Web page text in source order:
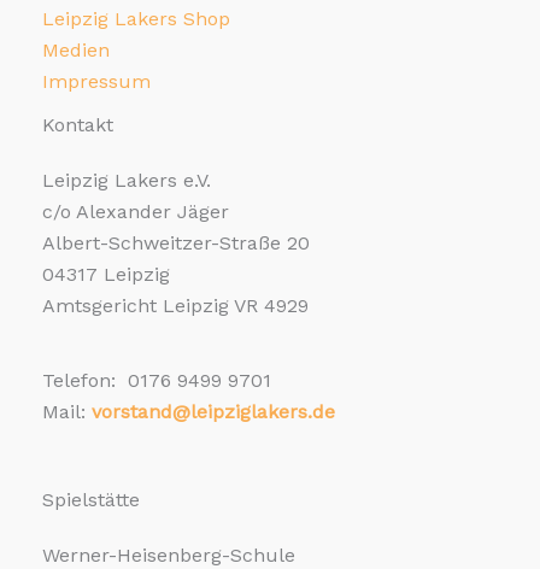
Leipzig Lakers Shop
Medien
Impressum
Kontakt
Leipzig Lakers e.V.
c/o Alexander Jäger
Albert-Schweitzer-Straße 20
04317 Leipzig
Amtsgericht Leipzig VR 4929
Telefon: 0176 9499 9701
Mail: vorstand@leipziglakers.de
Spielstätte
Werner-Heisenberg-Schule